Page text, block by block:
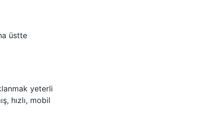
üstte
yeterli
hızlı, mobil